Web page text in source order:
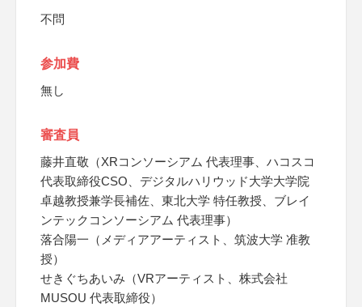
不問
参加費
無し
審査員
藤井直敬（XRコンソーシアム 代表理事、ハコスコ
代表取締役CSO、デジタルハリウッド大学大学院
卓越教授兼学長補佐、東北大学 特任教授、ブレイ
ンテックコンソーシアム 代表理事）
落合陽一（メディアアーティスト、筑波大学 准教
授）
せきぐちあいみ（VRアーティスト、株式会社
MUSOU 代表取締役）